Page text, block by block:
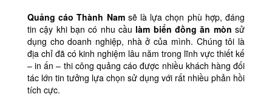
Quảng cáo Thành Namsẽ là lựa chọn phù hợp, đáng
tin cậy khi bạn có nhu cầu làm biển đồng ăn mòn sử
dụng cho doanh nghiệp, nhà ở của mình. Chúng tôi là
địa chỉ đã có kinh nghiệm lâu năm trong lĩnh vực thiết kế
– in ấn – thi công quảng cáo được nhiều khách hàng đối
tác lớn tin tưởng lựa chọn sử dụng với rất nhiều phản hồi
tích cực.